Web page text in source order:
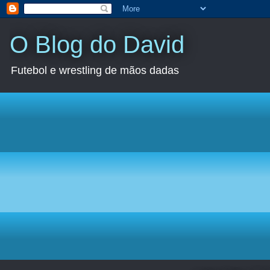
O Blog do David
Futebol e wrestling de mãos dadas